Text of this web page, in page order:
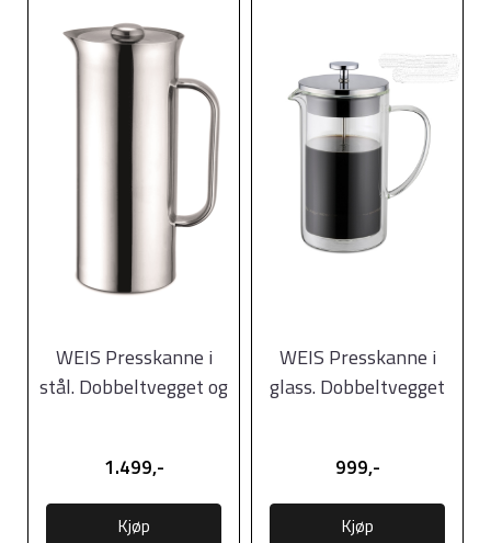
WEIS Presskanne i
stål. Dobbeltvegget og
1.499,-
Kjøp
WEIS Presskanne i
glass. Dobbeltvegget
999,-
Kjøp